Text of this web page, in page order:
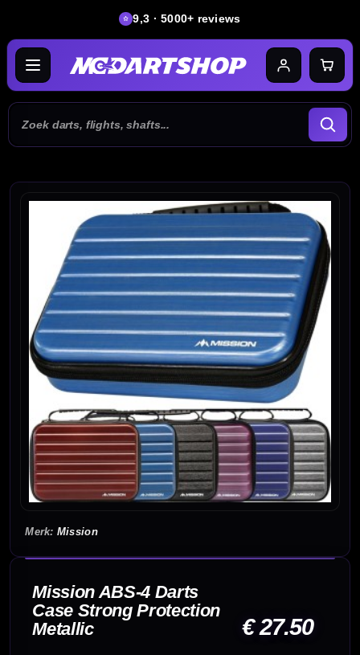
9,3 · 5000+ reviews
Mission
Mission ABS-4 Darts
Case Strong Protection
Metallic
€ 27.50